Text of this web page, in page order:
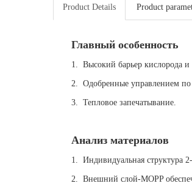
Product Details Product
Главный особенность
1. Высокий барьер кислорода и
2. Одобренные управлением по
3. Тепловое запечатывание.
Анализ материалов
1. Индивидуальная структура
2. Внешний слой-MOPP